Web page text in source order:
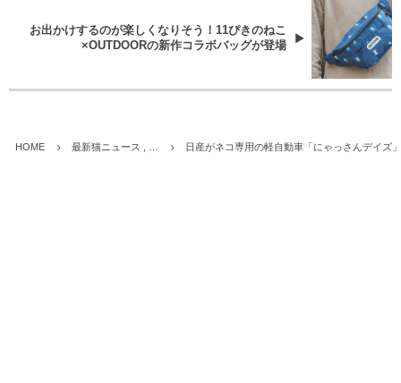
お出かけするのが楽しくなりそう！11ぴきのねこ
×OUTDOORの新作コラボバッグが登場
HOME 最新猫ニュース , … 日産がネコ専用の軽自動車「にゃっさんデイズ